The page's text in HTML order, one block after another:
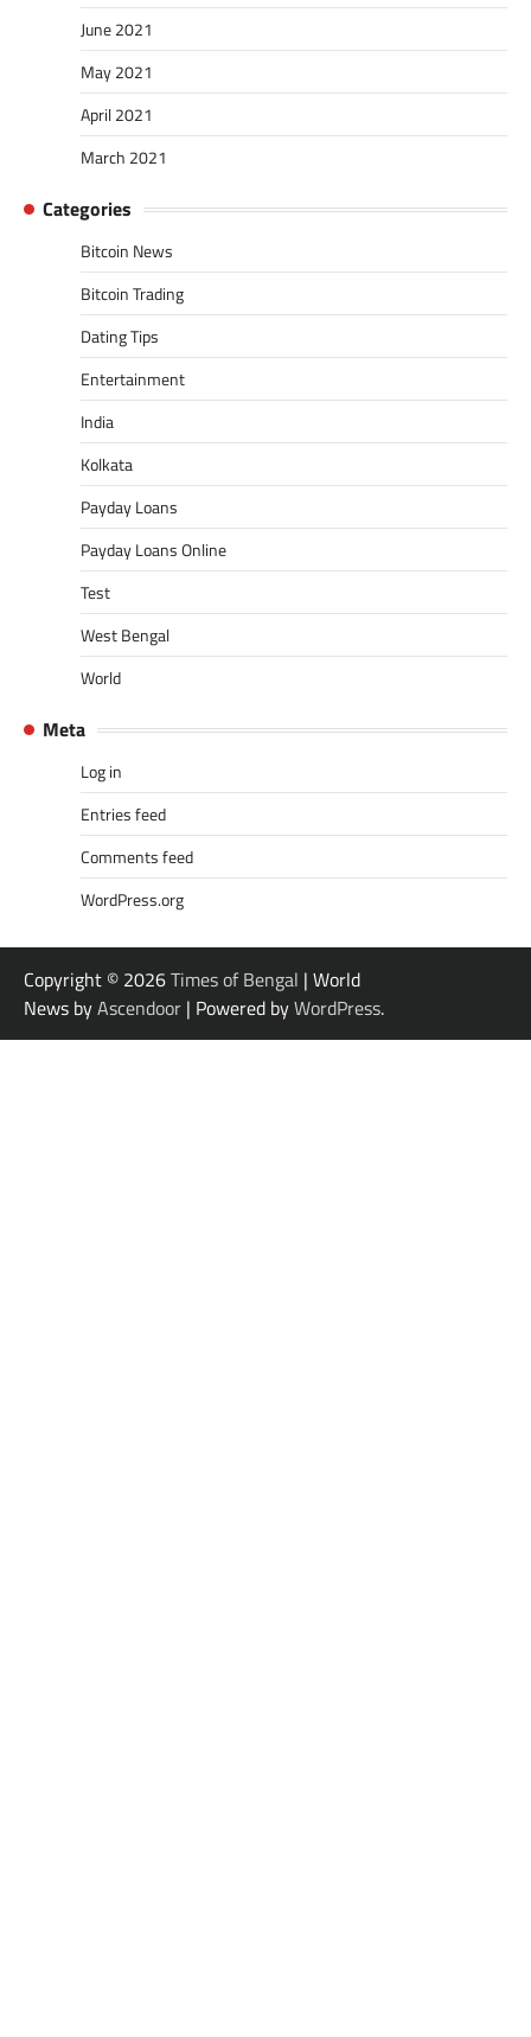
June 2021
May 2021
April 2021
March 2021
Categories
Bitcoin News
Bitcoin Trading
Dating Tips
Entertainment
India
Kolkata
Payday Loans
Payday Loans Online
Test
West Bengal
World
Meta
Log in
Entries feed
Comments feed
WordPress.org
Copyright © 2026Times of Bengal | World
News byAscendoor | Powered byWordPress.